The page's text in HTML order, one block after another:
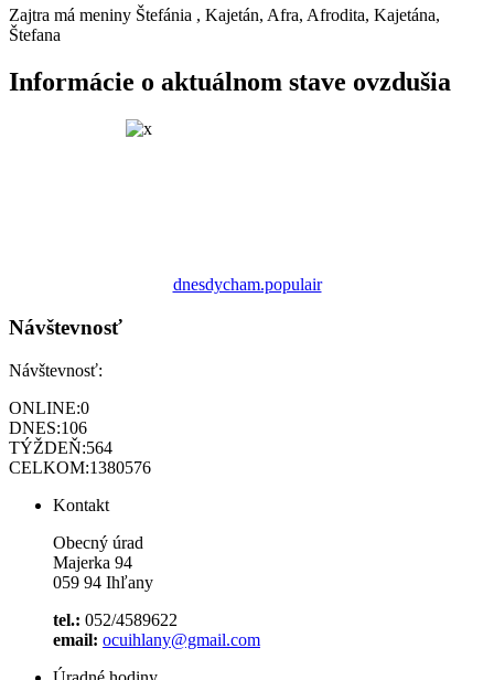
Zajtra má meniny Štefánia , Kajetán, Afra, Afrodita, Kajetána,
Štefana
Informácie o aktuálnom stave ovzdušia
dnesdycham.populair
Návštevnosť
Návštevnosť:
ONLINE:0
DNES:106
TÝŽDEŇ:564
CELKOM:1380576
Kontakt
Obecný úrad
Majerka 94
059 94 Ihľany
tel.: 052/4589622
email: ocuihlany@gmail.com